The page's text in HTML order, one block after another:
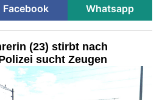
Facebook Whatsapp
(23) stirbt nach
sucht Zeugen